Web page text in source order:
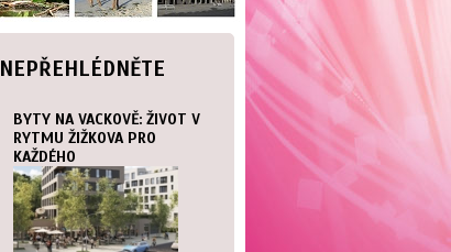
NEPŘEHLÉDNĚTE
BYTY NA VACKOVĚ: ŽIVOT V
RYTMU ŽIŽKOVA PRO
KAŽDÉHO